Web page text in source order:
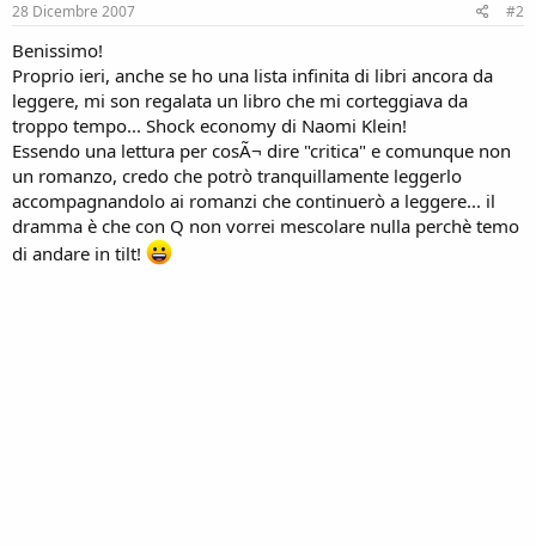
28 Dicembre 2007 #2
Benissimo!
Proprio ieri, anche se ho una lista infinita di libri ancora da
leggere, mi son regalata un libro che mi corteggiava da
troppo tempo... Shock economy di Naomi Klein!
Essendo una lettura per cosÃ¬ dire "critica" e comunque non
un romanzo, credo che potrò tranquillamente leggerlo
accompagnandolo ai romanzi che continuerò a leggere... il
dramma è che con Q non vorrei mescolare nulla perchè temo
di andare in tilt!